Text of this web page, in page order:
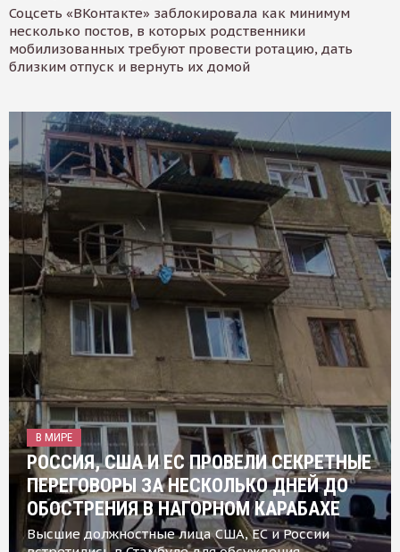
Соцсеть «ВКонтакте» заблокировала как минимум
несколько постов, в которых родственники
мобилизованных требуют провести ротацию, дать
близким отпуск и вернуть их домой
В МИРЕ
РОССИЯ, США И ЕС ПРОВЕЛИ СЕКРЕТНЫЕ
ПЕРЕГОВОРЫ ЗА НЕСКОЛЬКО ДНЕЙ ДО
ОБОСТРЕНИЯ В НАГОРНОМ КАРАБАХЕ
Высшие должностные лица США, ЕС и России